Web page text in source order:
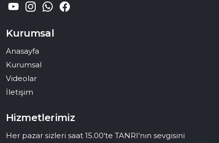
Kurumsal
Anasayfa
Kurumsal
Videolar
İletişim
Hizmetlerimiz
Her pazar sizleri saat 15.00'te TANRI'nın sevgisini